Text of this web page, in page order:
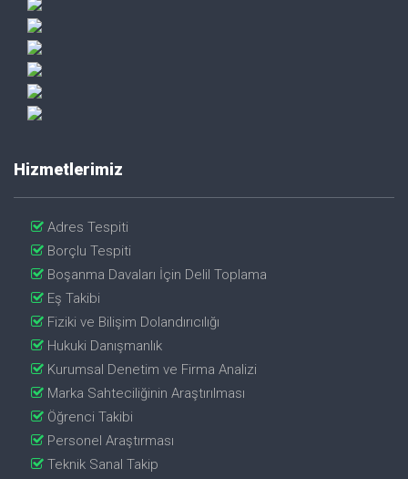
Hizmetlerimiz
Adres Tespiti
Borçlu Tespiti
Boşanma Davaları İçin Delil Toplama
Eş Takibi
Fiziki ve Bilişim Dolandırıcılığı
Hukuki Danışmanlık
Kurumsal Denetim ve Firma Analizi
Marka Sahteciliğinin Araştırılması
Öğrenci Takibi
Personel Araştırması
Teknik Sanal Takip